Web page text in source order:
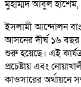
মুহাম্মদ আবুল হাশেম,
ইসলামী আন্দোলন
আসনের দীর্ঘ ১৬ বছর
শুরু হয়েছে। এই
প্রচেষ্টায় এবং
কাওসারের অর্থায়নে